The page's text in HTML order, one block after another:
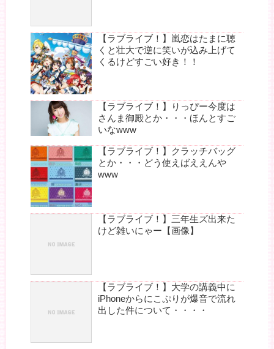
【ラブライブ！】嵐恋はたまに聴
くと壮大で逆に笑いが込み上げて
くるけどすごい好き！！
【ラブライブ！】りっぴー今度は
さんま御殿とか・・・ほんとすご
いなwww
【ラブライブ！】クラッチバッグ
とか・・・どう使えばええんや
www
【ラブライブ！】三年生ズ出来た
けど雑いにゃー【画像】
【ラブライブ！】大学の講義中に
iPhoneからにこぷりが爆音で流れ
出した件について・・・・